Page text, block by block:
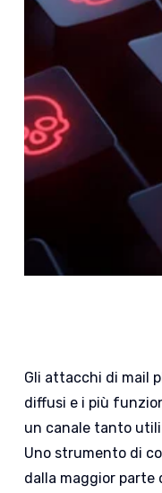
Gli attacchi di mail
diffusi e i più
un canale tanto
Uno strumento di
dalla maggior parte